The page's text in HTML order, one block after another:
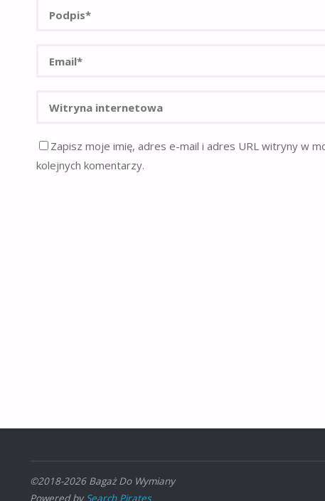
Zapisz moje imię, adres e-mail i adres URL witryny w
kolejnych komentarzy.
©2018-2026 Bagaż Do Wymiany
Powered by Search Pirates